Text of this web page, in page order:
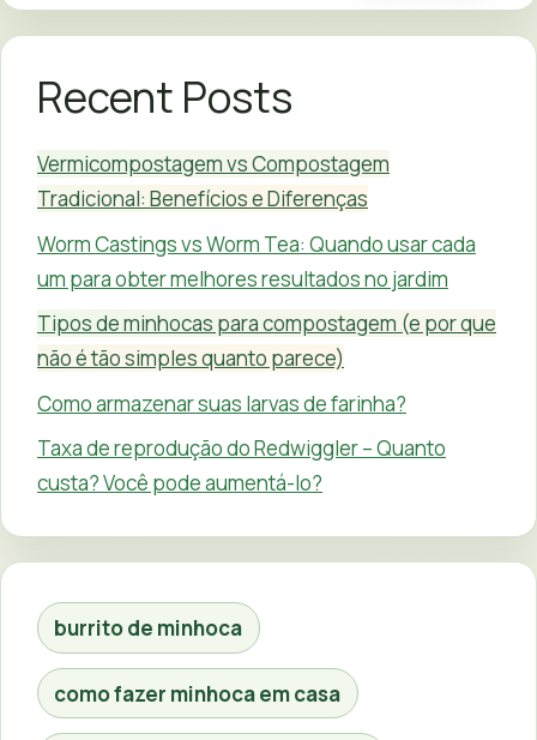
Recent Posts
Vermicompostagem vs Compostagem
Tradicional: Benefícios e Diferenças
Worm Castings vs Worm Tea: Quando usar cada
um para obter melhores resultados no jardim
Tipos de minhocas para compostagem (e por que
não é tão simples quanto parece)
Como armazenar suas larvas de farinha?
Taxa de reprodução do Redwiggler – Quanto
custa? Você pode aumentá-lo?
burrito de minhoca
como fazer minhoca em casa